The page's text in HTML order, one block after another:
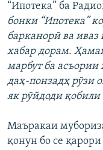
“Ипотека” ба
бонки “Ипотека”
барканорӣ ва
хабар дорам.
марбут ба асъории
даҳ-понзадҳ рӯзи
як рӯйдоди қобили
Маъракаи
қонун бо се